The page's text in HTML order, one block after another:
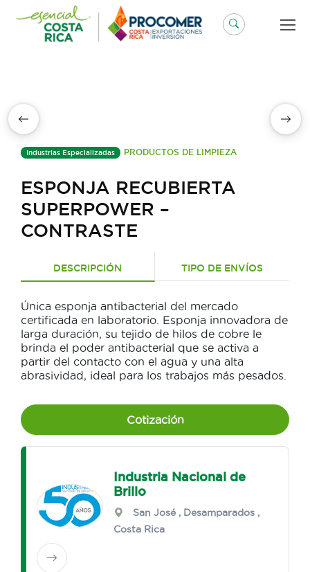
contenido
Industrias Especializadas PRODUCTOS DE LIMPIEZA
ESPONJA RECUBIERTA
SUPERPOWER –
CONTRASTE
DESCRIPCIÓN TIPO DE ENVÍOS
Única esponja antibacterial del mercado
certificada en laboratorio. Esponja innovadora de
larga duración, su tejido de hilos de cobre le
brinda el poder antibacterial que se activa a
partir del contacto con el agua y una alta
abrasividad, ideal para los trabajos más pesados.
Cotización
Industria Nacional de
Brillo
San José , Desamparados ,
Costa Rica